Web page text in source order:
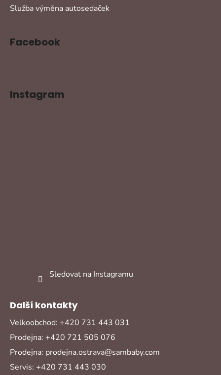
Služba výměna autosedaček
Facebook
Instagram
Sledovat na Instagramu
Další kontakty
Velkoobchod: +420 731 443 031
Prodejna: +420 721 505 076
Prodejna: prodejna.ostrava@sambaby.com
Servis: +420 731 443 030